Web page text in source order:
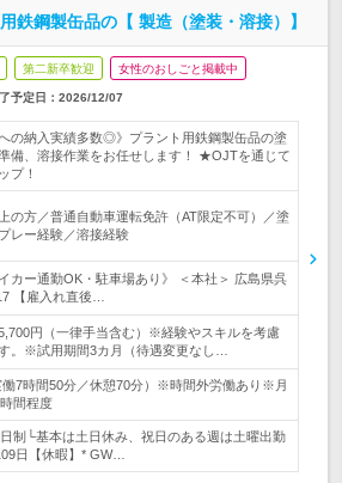
鉄鋼製缶品の【 製造（塗装・溶接）】
第二新卒歓迎 女性のおしごと掲載中
予定日： 2026/12/07
への納入実績多数◎》プラント用鉄鋼製缶品の塗
備、溶接作業をお任せします！ ★OJTを通じて
プ！
の方／普通自動車運転免許（AT限定不可）／塗
レー経験／溶接経験
カー通勤OK・駐車場あり》 ＜本社＞ 広島県呉
【雇入れ直後…
円（一律手当含む）※経験やスキルを考慮
。※試用期間3カ月（待遇変更なし…
働7時間50分／休憩70分）※時間外労働あり※月
間程度
日制└基本は土日休み、祝日のある週は土曜出勤
日【休暇】* GW…